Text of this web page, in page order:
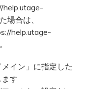
help.utage-
場合は、
help.utage-
メイン」に指定した
す